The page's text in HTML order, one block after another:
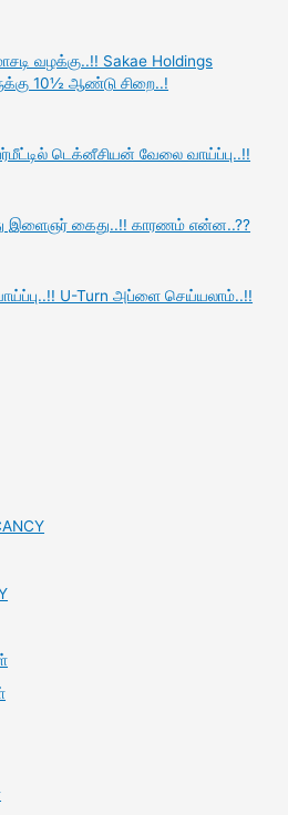
வழக்கு..!! Sakae Holdings
10½ ஆண்டு சிறை..!
டெக்னீசியன் வேலை வாய்ப்பு..!!
இளைஞர் கைது..!! காரணம் என்ன..??
U-Turn அப்ளை செய்யலாம்..!!